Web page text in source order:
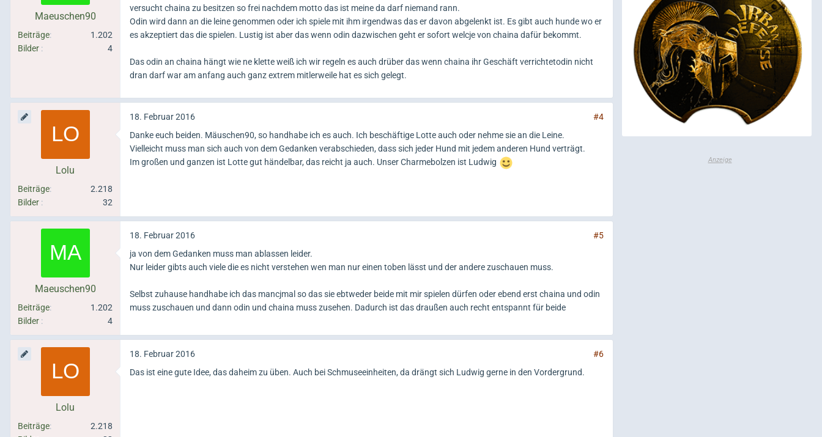
Maeuschen90
Beiträge
1.202
Bilder
4
versucht chaina zu besitzen so frei nachdem motto das ist meine da darf niemand rann.
Odin wird dann an die leine genommen oder ich spiele mit ihm irgendwas das er davon abgelenkt ist. Es gibt auch hunde wo er
es akzeptiert das die spielen. Lustig ist aber das wenn odin dazwischen geht er sofort welcje von chaina dafür bekommt.
Das odin an chaina hängt wie ne klette weiß ich wir regeln es auch drüber das wenn chaina ihr Geschäft verrichtetodin nicht
dran darf war am anfang auch ganz extrem mitlerweile hat es sich gelegt.
Lolu
Beiträge
2.218
Bilder
32
18. Februar 2016
#4
Danke euch beiden. Mäuschen90, so handhabe ich es auch. Ich beschäftige Lotte auch oder nehme sie an die Leine.
Vielleicht muss man sich auch von dem Gedanken verabschieden, dass sich jeder Hund mit jedem anderen Hund verträgt.
Im großen und ganzen ist Lotte gut händelbar, das reicht ja auch. Unser Charmebolzen ist Ludwig
Maeuschen90
Beiträge
1.202
Bilder
4
18. Februar 2016
#5
ja von dem Gedanken muss man ablassen leider.
Nur leider gibts auch viele die es nicht verstehen wen man nur einen toben lässt und der andere zuschauen muss.
Selbst zuhause handhabe ich das mancjmal so das sie ebtweder beide mit mir spielen dürfen oder ebend erst chaina und odin
muss zuschauen und dann odin und chaina muss zusehen. Dadurch ist das draußen auch recht entspannt für beide
Lolu
Beiträge
2.218
18. Februar 2016
#6
Das ist eine gute Idee, das daheim zu üben. Auch bei Schmuseeinheiten, da drängt sich Ludwig gerne in den Vordergrund.